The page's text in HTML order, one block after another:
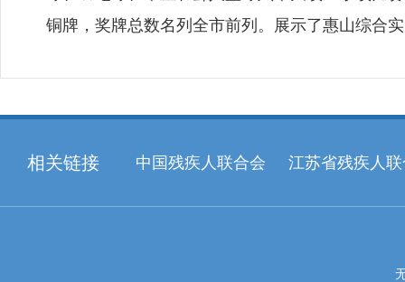
铜牌，奖牌总数名列全市前列。展示了惠山综合
相关链接 中国残疾人联合会 江苏省残疾人